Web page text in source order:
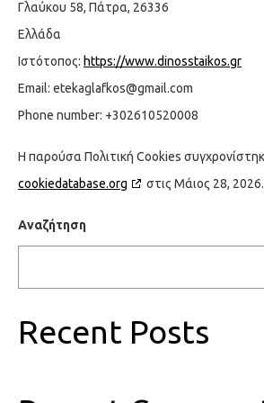
Γλαύκου 58, Πάτρα, 26336
Ελλάδα
Ιστότοπος: https://www.dinosstaikos.gr
Email: etekaglafkos@gmail.com
Phone number: +302610520008
Η παρούσα Πολιτική Cookies
cookiedatabase.org
στις Μάιος 28, 2026.
Αναζήτηση
Recent Posts